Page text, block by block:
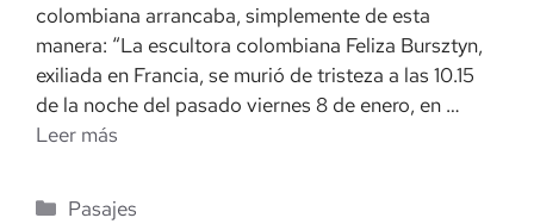
colombiana arrancaba, simplemente de esta
manera: “La escultora colombiana Feliza Bursztyn,
exiliada en Francia, se murió de tristeza a las 10.15
de la noche del pasado viernes 8 de enero, en …
Leer más
Categorías
Pasajes